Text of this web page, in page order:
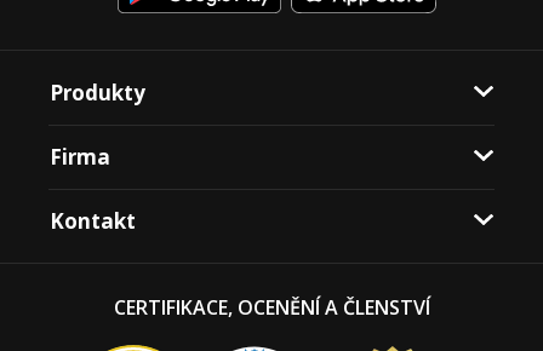
Produkty
Firma
Kontakt
CERTIFIKACE, OCENĚNÍ A ČLENSTVÍ